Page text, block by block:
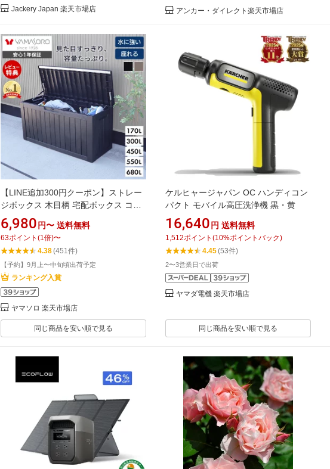
Jackery Japan 楽天市場店 アンカー・ダイレクト楽天市場店
【LINE追加300円クーポン】ストレー
ジボックス 木目柄 宅配ボックス コン
テナ 収納ボックス 物置 屋外 庭 おしゃ
れ 大容量 ベンチ 大型 蓋付き 灯油タン
ク 保管庫 コンテナボックス ゴミ収集
庫 ゴミ収集ボックス Regy レジー
6,980円〜 送料無料
63ポイント (1 倍)〜
4.38(451件)
【予約】9月上〜中旬頃出荷予定
ランキング入賞
ヤマソロ 楽天市場店
同じ商品を安い順で見る
ケルヒャージャパン OC ハンディコン
パクト モバイル高圧洗浄機 黒・黄
16,640円 送料無料
1,512ポイント (10%ポイントバック)
4.45(53件)
2〜3営業日で出荷
ヤマダ電機 楽天市場店
同じ商品を安い順で見る